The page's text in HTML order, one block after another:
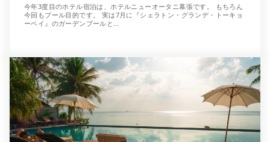
今年3度目のホテル宿泊は、ホテルニューオータニ幕張です。 もちろん
今回もプール目的です。 実は7月に『シェラトン・グランデ・トーキョ
ーベイ』のガーデンプールと…